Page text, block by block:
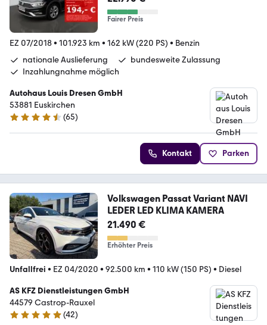
Fairer Preis
EZ 07/2018• 101.923 km • 162 kW (220 PS) • Benzin
nationale Auslieferung
bundesweite Zulassung
Inzahlungnahme möglich
Autohaus Louis Dresen GmbH
53881 Euskirchen
4.7 Sterne
(65)
Kontakt Parken
Volkswagen Passat Variant NAVI
LEDER LED KLIMA KAMERA
21.490 €
Erhöhter Preis
Unfallfrei • EZ 04/2020 • 92.500 km • 110 kW (150 PS) • Diesel
AS KFZ Dienstleistungen GmbH
44579 Castrop-Rauxel
5 Sterne
(42)